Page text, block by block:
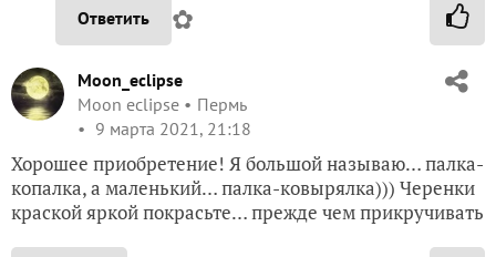
Ответить ✿
Moon_eclipse
Moon eclipse
Пермь
9 марта 2021, 21:18
Хорошее приобретение! Я большой называю… палка-
копалка, а маленький… палка-ковырялка))) Черенки
краской яркой покрасьте… прежде чем прикручивать